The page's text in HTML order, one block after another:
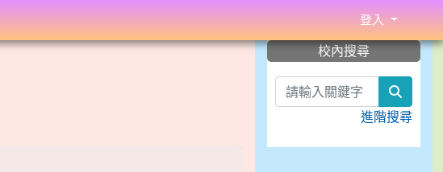
::: 校內搜尋
進階搜尋
登入